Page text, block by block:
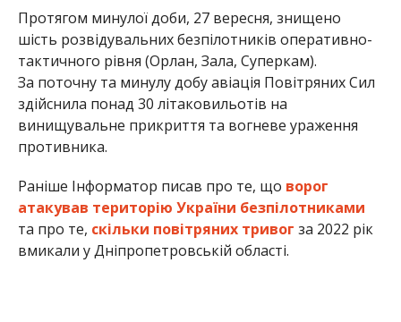
Протягом минулої доби, 27 вересня, знищено
шість розвідувальних безпілотників оперативно-
тактичного рівня (Орлан, Зала, Суперкам).
За поточну та минулу добу авіація Повітряних Сил
здійснила понад 30 літаковильотів на
винищувальне прикриття та вогневе ураження
противника.
Раніше Інформатор писав про те, що ворог
атакував територію України безпілотниками
та про те, скільки повітряних тривог за 2022 рік
вмикали у Дніпропетровській області.